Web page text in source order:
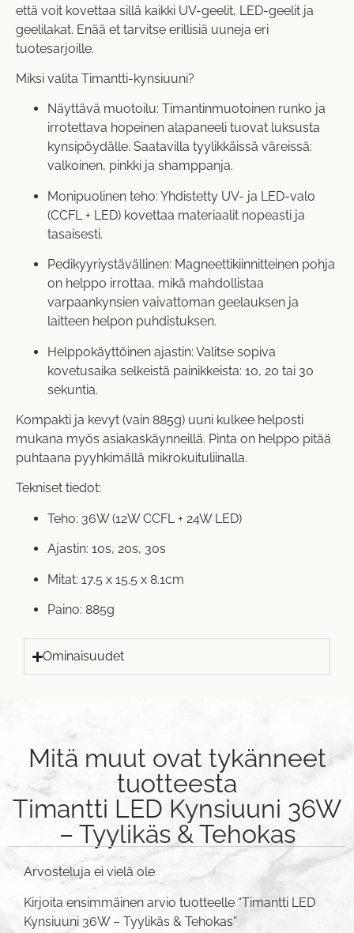
että voit kovettaa sillä kaikki UV-geelit, LED-geelit ja
geelilakat. Enää et tarvitse erillisiä uuneja eri
tuotesarjoille.
Miksi valita Timantti-kynsiuuni?
Näyttävä muotoilu: Timantinmuotoinen runko ja
irrotettava hopeinen alapaneeli tuovat luksusta
kynsipöydälle. Saatavilla tyylikkäissä väreissä:
valkoinen, pinkki ja shamppanja.
Monipuolinen teho: Yhdistetty UV- ja LED-valo
(CCFL + LED) kovettaa materiaalit nopeasti ja
tasaisesti.
Pedikyyriystävällinen: Magneettikiinnitteinen pohja
on helppo irrottaa, mikä mahdollistaa
varpaankynsien vaivattoman geelauksen ja
laitteen helpon puhdistuksen.
Helppokäyttöinen ajastin: Valitse sopiva
kovetusaika selkeistä painikkeista: 10, 20 tai 30
sekuntia.
Kompakti ja kevyt (vain 885g) uuni kulkee helposti
mukana myös asiakaskäynneillä. Pinta on helppo pitää
puhtaana pyyhkimällä mikrokuituliinalla.
Tekniset tiedot:
Teho: 36W (12W CCFL + 24W LED)
Ajastin: 10s, 20s, 30s
Mitat: 17.5 x 15.5 x 8.1cm
Paino: 885g
Ominaisuudet
Mitä muut ovat tykänneet
tuotteesta
Timantti LED Kynsiuuni 36W
– Tyylikäs & Tehokas
Arvosteluja ei vielä ole
Kirjoita ensimmäinen arvio tuotteelle “Timantti LED
Kynsiuuni 36W – Tyylikäs & Tehokas”